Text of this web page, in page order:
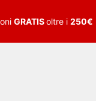
GRATISoltre i 250€